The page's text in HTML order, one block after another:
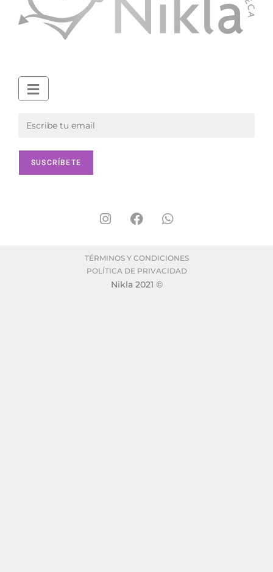
TÉRMINOS Y CONDICIONES
POLÍTICA DE PRIVACIDAD
Nikla 2021 ©